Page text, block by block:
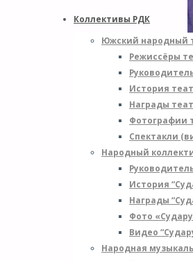
Коллективы РДК
Южский народный
Режиссёры
История
Награды
Фотографии
Спектакли
Народный
История
Награды
Фото
Видео
Народная